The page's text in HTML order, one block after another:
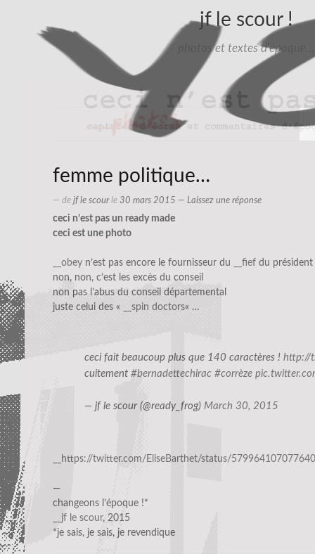
jf le scour !
photos et textes d'époque…
femme politique…
— de jf le scourle 30 mars 2015 — Laissez une réponse
ceci n’est pas un ready made
ceci est une photo
__obey n’est pas encore le fournisseur du __fief du président
non, non, c’est les excès du conseil
non pas l’abus du conseil départemental
juste celui des «
__spin doctors« …
ceci fait beaucoup plus que 140 caractères ! http://
cuitement #bernadettechirac #corrèze
— jf le scour (@ready_frog) March 30, 2015
__https://twitter.com/EliseBarthet/status/
—
changeons l’époque !*
__jf le scour, 2015
*je sais, je sais, je revendique